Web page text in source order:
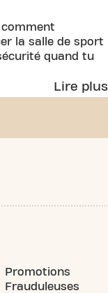
comment
la salle de sport
quand tu
bonne technique
pratiques
Lire plus
Promotions
Frauduleuses